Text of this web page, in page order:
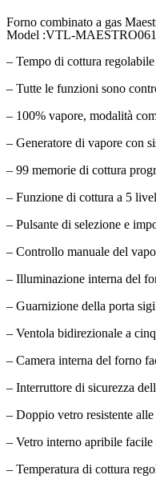
Forno combinato a gas
Model :VTL-
– Tempo di cottura
– Tutte le funzioni sono
– 100% vapore, modalità
– Generatore di vapore con
– 99 memorie di cottura
– Funzione di cottura a 5
– Pulsante di selezione e
– Controllo manuale del
– Illuminazione interna del
– Guarnizione della porta
– Ventola bidirezionale a
– Camera interna del forno
– Interruttore di sicurezza
– Doppio vetro resistente alle
– Vetro interno apribile facile
– Temperatura di cottura